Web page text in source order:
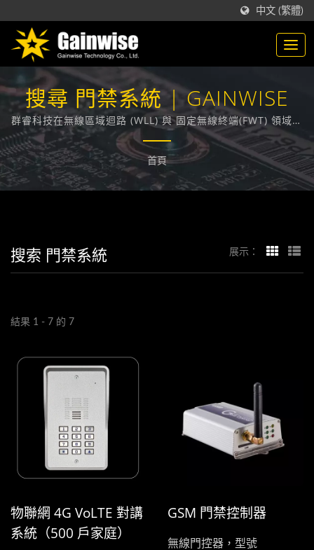
中文 (繁體)
搜尋 門禁系統 | GAINWISE
群睿科技在無線區域迴路 (WLL) 與 固定無線終端(FWT) 領域，
技術領先業界，在台灣，致力於為各大電信業者提供通訊技術
相關的解決方案。
首頁
搜索 門禁系統 展示：
結果 1 - 7 的 7
物聯網 4G VoLTE 對講
系統（500 戶家庭）
GSM 門禁控制器
無線門控器，型號